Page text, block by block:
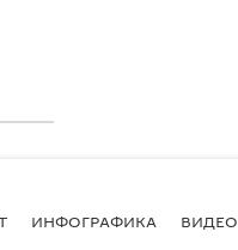
ИНФОГРАФИКА ВИДЕО